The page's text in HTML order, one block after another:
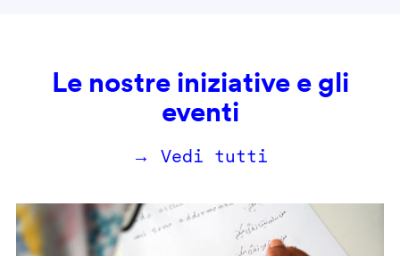
Le nostre iniziative e gli
eventi
→ Vedi tutti